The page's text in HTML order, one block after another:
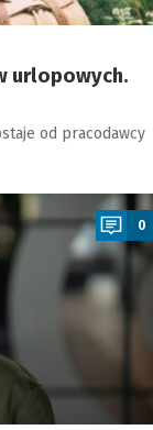
urlopowych.
od pracodawcy
0